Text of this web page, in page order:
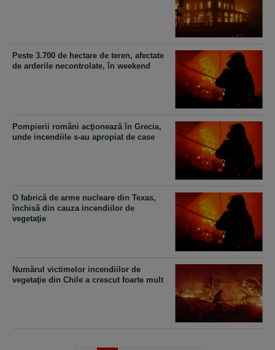
Peste 3.700 de hectare de teren, afectate
de arderile necontrolate, în weekend
Pompierii români acţionează în Grecia,
unde incendiile s-au apropiat de case
O fabrică de arme nucleare din Texas,
închisă din cauza incendiilor de
vegetaţie
Numărul victimelor incendiilor de
vegetaţie din Chile a crescut foarte mult